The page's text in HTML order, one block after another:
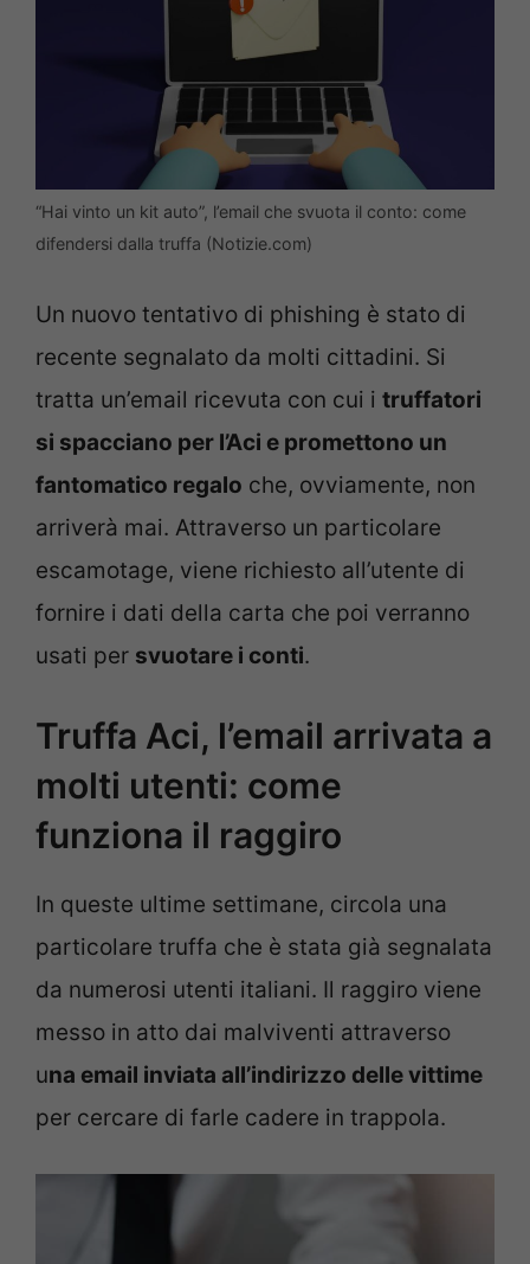
“Hai vinto un kit auto”, l’email che svuota il conto: come
difendersi dalla truffa (Notizie.com)
Un nuovo tentativo di phishing è stato di
recente segnalato da molti cittadini. Si
tratta un’email ricevuta con cui i truffatori
si spacciano per l’Aci e promettono un
fantomatico regalo che, ovviamente, non
arriverà mai. Attraverso un particolare
escamotage, viene richiesto all’utente di
fornire i dati della carta che poi verranno
usati per svuotare i conti.
Truffa Aci, l’email arrivata a
molti utenti: come
funziona il raggiro
In queste ultime settimane, circola una
particolare truffa che è stata già segnalata
da numerosi utenti italiani. Il raggiro viene
messo in atto dai malviventi attraverso
una email inviata all’indirizzo delle vittime
per cercare di farle cadere in trappola.